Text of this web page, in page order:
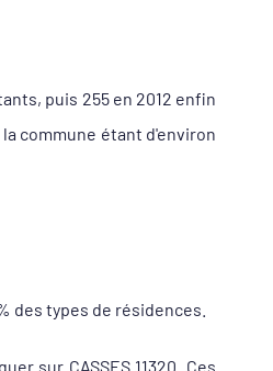
puis 255 en 2012 enfin
commune étant d'environ
des types de résidences.
sur CASSES 11320. Ces